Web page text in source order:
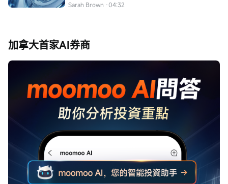
Sarah Brown ·04:32
加拿大首家AI券商